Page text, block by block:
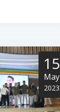
15
May
2023